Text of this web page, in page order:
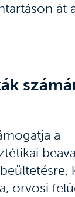
át
a
orvosi